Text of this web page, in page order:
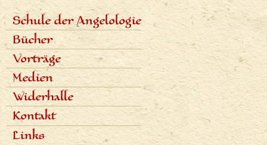
<none>
Schule der Angelologie
Inhalt der Schule
Lektoren
Sieben Stufen
Termine und Anmeldungen
Fotogalerie
Bücher
Angelologie der Geschichte
Sieben Erzengel
Vorträge
Zeitplan der Vorträge
Aufnahmen der Vorträge
Medien
Fachartikel
Populäre Artikel
Presseinterviews
Rundfunk
Fernsehen
Bibliographie
Widerhalle
Dialoge
Rezensionen
Kontakt
Links